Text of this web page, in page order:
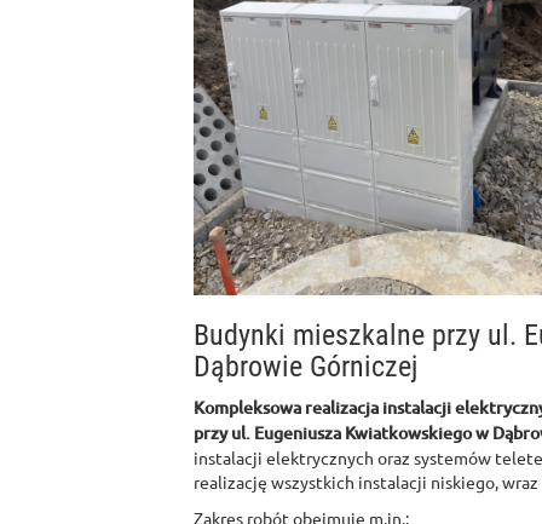
Budynki mieszkalne przy ul.
Dąbrowie Górniczej
Kompleksowa realizacja instalacji
przy ul. Eugeniusza Kwiatkowskiego w
instalacji elektrycznych oraz systemów
realizację wszystkich instalacji niskiego,
Zakres robót obejmuje m.in.: